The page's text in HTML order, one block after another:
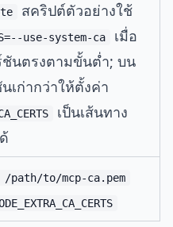
สคริปต์ตัวอย่างใช้
use-system-ca
เมื่อ
ชันตรงตามขั้นต่ำ; บน
เก่ากว่าให้ตั้งค่า
เป็นเส้นทาง
path/to/mcp-ca.pem